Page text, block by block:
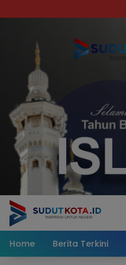
to
Home Berita Terkini